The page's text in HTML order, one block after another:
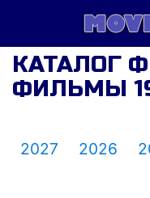
КАТАЛОГ
ФИЛЬМЫ
2027 2026